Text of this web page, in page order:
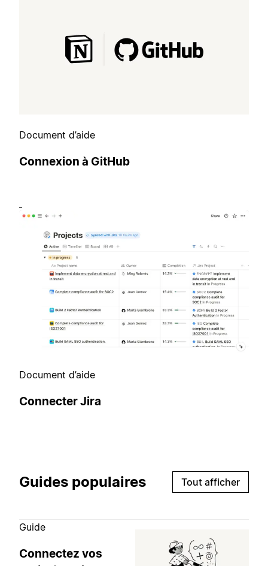
Document d’aide
Connexion à GitHub
Document d’aide
Connecter Jira
Guides populaires Tout afficher
Guide
Connectez vos